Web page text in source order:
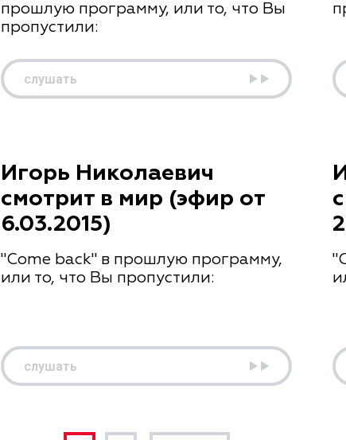
прошлую программу, или то, что Вы
пропустили:
слушать
Игорь Николаевич
смотрит в мир (эфир от
6.03.2015)
"Come back" в прошлую программу,
или то, что Вы пропустили:
слушать